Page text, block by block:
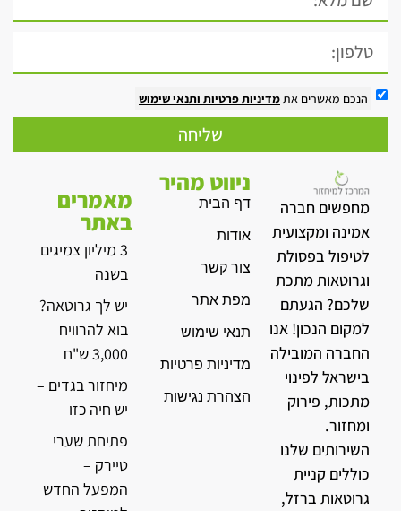
הנכם מאשרים אתמדיניות פרטיות ותנאי שימוש
שליחה
מחפשים חברה
אמינה ומקצועית
לטיפול בפסולת
וגרוטאות מתכת
שלכם? הגעתם
למקום הנכון! אנו
החברה המובילה
בישראל לפינוי
מתכות, פירוק
ומחזור.
השירותים שלנו
כוללים קניית
גרוטאות ברזל,
ניווט מהיר
דף הבית
אודות
צור קשר
מפת אתר
תנאי שימוש
מדיניות פרטיות
הצהרת נגישות
מאמרים
באתר
3 מיליון צמיגים
בשנה
יש לך גרוטאה?
בוא להרוויח
3,000 ש"ח
מיחזור בגדים –
יש חיה כזו
פתיחת שערי
טיירק –
המפעל החדש